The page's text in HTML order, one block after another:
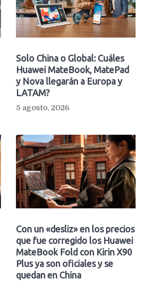
Solo China o Global: Cuáles
Huawei MateBook, MatePad
y Nova llegarán a Europa y
LATAM?
5 agosto, 2026
Con un «desliz» en los precios
que fue corregido los Huawei
MateBook Fold con Kirin X90
Plus ya son oficiales y se
quedan en China